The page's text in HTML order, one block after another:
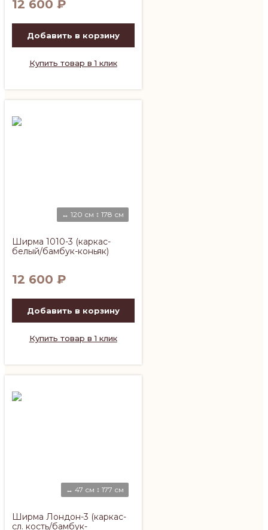
12 600 ₽
Добавить в корзину
Купить товар в 1 клик
↔ 120 см ↕ 178 см
Ширма 1010-3 (каркас-
белый/бамбук-коньяк)
12 600 ₽
Добавить в корзину
Купить товар в 1 клик
↔ 47 см ↕ 177 см
Ширма Лондон-3 (каркас-
сл. кость/бамбук-